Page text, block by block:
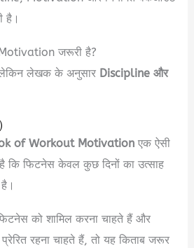
है।
जरूरी है?
लेखक के अनुसार Discipline और
of Workout Motivation एक ऐसी
है कि फिटनेस केवल कुछ दिनों का उत्साह
को शामिल करना चाहते हैं और
रहना चाहते हैं, तो यह किताब जरूर